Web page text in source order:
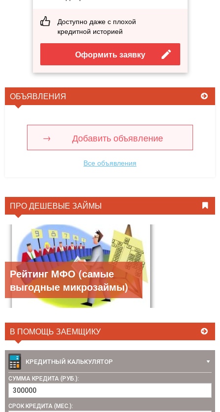
Доступно даже с плохой
кредитной историей
Оформить заявку
ОБЪЯВЛЕНИЯ
Добавить объявление
Все объявления
ПРО ДЕШЕВЫЕ ЗАЙМЫ
Рейтинг МФО (самые
выгодные микрозаймы)
В ПОМОЩЬ ЗАЕМЩИКУ
КРЕДИТНЫЙ КАЛЬКУЛЯТОР
СУММА КРЕДИТА (РУБ.):
СРОК КРЕДИТА (МЕС.):